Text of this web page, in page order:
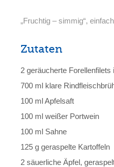
„Fruchtig – simmig“,
Zutaten
2 geräucherte
700 ml klare
100 ml Apfelsaft
100 ml weißer Portwein
100 ml Sahne
125 g geraspelte Kartoffeln
2 säuerliche Äpfel,